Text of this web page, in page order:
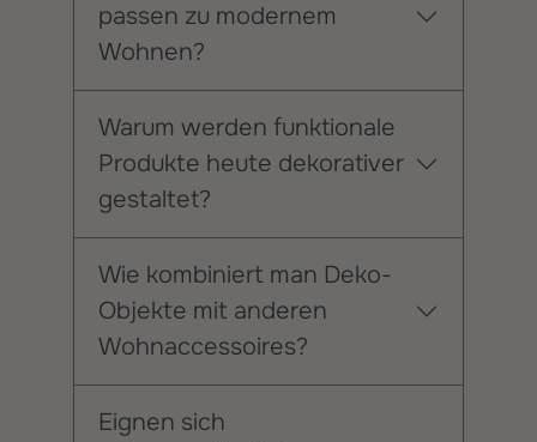
passen zu modernem
Wohnen?
Warum werden funktionale
Produkte heute dekorativer
gestaltet?
Wie kombiniert man Deko-
Objekte mit anderen
Wohnaccessoires?
Eignen sich